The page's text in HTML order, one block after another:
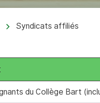
Syndicats affiliés
du Collège Bart